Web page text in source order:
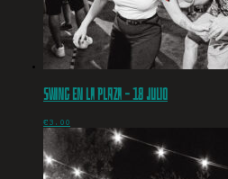
Swing en la plaza – 18 julio
€3.00